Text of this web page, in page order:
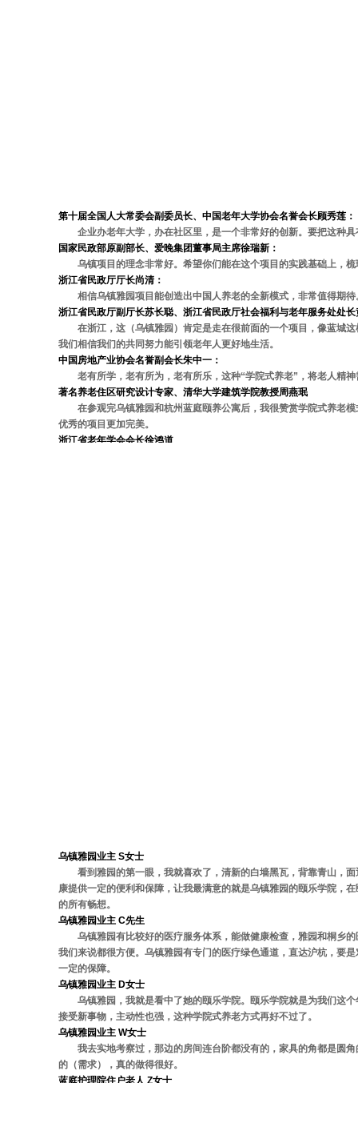
第十届全国人大常委会副委员长、中国老年大学协会名誉会长顾秀莲：
企业办老年大学，办在社区里，是一个非常好的创新。要把这种
国家民政部原副部长、爱晚集团董事局主席徐瑞新：
乌镇项目的理念非常好。希望你们能在这个项目的实践基础上，
浙江省民政厅厅长尚清：
相信乌镇雅园项目能创造出中国人养老的全新模式，非常值得期待
浙江省民政厅副厅长苏长聪、浙江省民政厅社会福利与老年服务处处长
在浙江，这（乌镇雅园）肯定是走在很前面的一个项目，像蓝城
我们相信我们的共同努力能引领老年人更好地生活。
中国房地产业协会名誉副会长朱中一：
老有所学，老有所为，老有所乐，这种“学院式养老”，将老人精
著名养老住区研究设计专家、清华大学建筑学院教授周燕珉
在参观完乌镇雅园和杭州蓝庭颐养公寓后，我很赞赏学院式养老
优秀的项目更加完美。
浙江省老年学会会长徐鸿道
乌镇雅园业主 S女士
看到雅园的第一眼，我就喜欢了，清新的白墙黑瓦，背靠青山，
康提供一定的便利和保障，让我最满意的就是乌镇雅园的颐乐学院，
的所有畅想。
乌镇雅园业主 C先生
乌镇雅园有比较好的医疗服务体系，能做健康检查，雅园和桐乡
我们来说都很方便。乌镇雅园有专门的医疗绿色通道，直达沪杭，要
一定的保障。
乌镇雅园业主 D女士
乌镇雅园，我就是看中了她的颐乐学院。颐乐学院就是为我们这
接受新事物，主动性也强，这种学院式养老方式再好不过了。
乌镇雅园业主 W女士
我去实地考察过，那边的房间连台阶都没有的，家具的角都是圆
的（需求），真的做得很好。
蓝庭护理院住户老人 Z女士